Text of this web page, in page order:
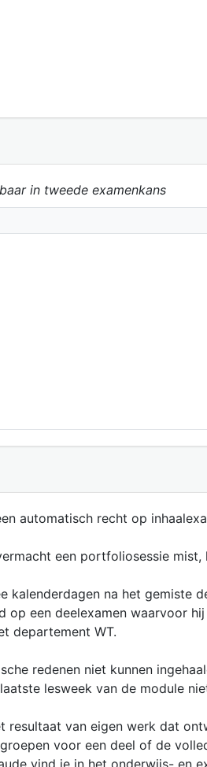
in tweede examenkans
automatisch recht op
een portfoliosessie
na het gemiste
een deelexamen waarvoor
departement WT.
redenen niet kunnen
lesweek van de module
van eigen werk dat
voor een deel of de
vind je in het onderwijs- en